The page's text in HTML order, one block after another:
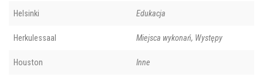
Helsinki Edukacja
Herkulessaal Miejsca wykonań, Występy
Houston Inne